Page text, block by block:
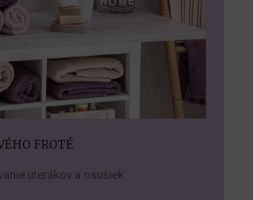
FROTÉ
uterákov a osušiek